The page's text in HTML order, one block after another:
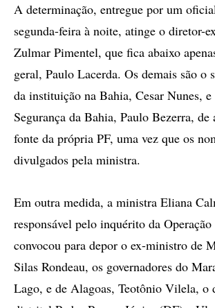
A determinação, entregue por um
segunda-feira à noite, atinge o diretor-
Zulmar Pimentel, que fica abaixo
geral, Paulo Lacerda. Os demais são o
da instituição na Bahia, Cesar Nunes,
Segurança da Bahia, Paulo Bezerra, de
fonte da própria PF, uma vez que os
divulgados pela ministra.
Em outra medida, a ministra Eliana
responsável pelo inquérito da
convocou para depor o ex-ministro de
Silas Rondeau, os governadores do
Lago, e de Alagoas, Teotônio Vilela, o